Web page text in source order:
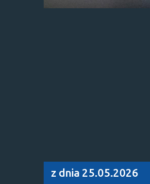
z dnia 25.05.2026